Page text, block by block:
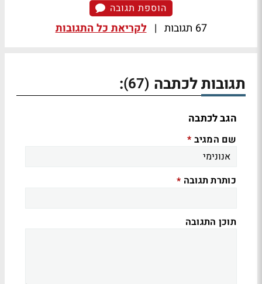
הוספת תגובה
67 תגובות | לקריאת כל התגובות
תגובות לכתבה (67)
:
הגב לכתבה
שם המגיב *
כותרת תגובה *
תוכן התגובה